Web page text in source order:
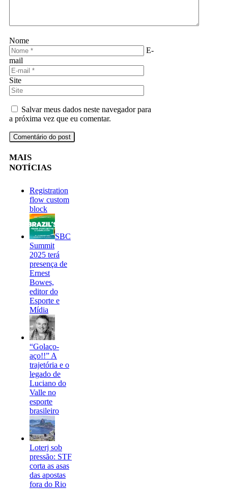
Nome
E-
mail
Site
Salvar meus dados neste navegador para
a próxima vez que eu comentar.
MAIS
NOTÍCIAS
Registration
flow custom
block
SBC
Summit
2025 terá
presença de
Ernest
Bowes,
editor do
Esporte e
Mídia
“Golaço-
aço!!” A
trajetória e o
legado de
Luciano do
Valle no
esporte
brasileiro
Loterj sob
pressão: STF
corta as asas
das apostas
fora do Rio